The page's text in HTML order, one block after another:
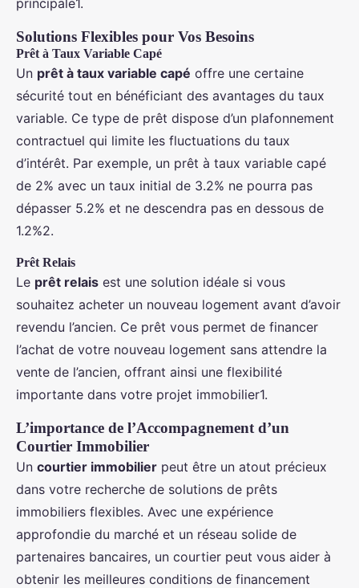
principale1.
Solutions Flexibles pour Vos Besoins
Prêt à Taux Variable Capé
Un prêt à taux variable capé offre une certaine
sécurité tout en bénéficiant des avantages du taux
variable. Ce type de prêt dispose d’un plafonnement
contractuel qui limite les fluctuations du taux
d’intérêt. Par exemple, un prêt à taux variable capé
de 2% avec un taux initial de 3.2% ne pourra pas
dépasser 5.2% et ne descendra pas en dessous de
1.2%2.
Prêt Relais
Le prêt relais est une solution idéale si vous
souhaitez acheter un nouveau logement avant d’avoir
revendu l’ancien. Ce prêt vous permet de financer
l’achat de votre nouveau logement sans attendre la
vente de l’ancien, offrant ainsi une flexibilité
importante dans votre projet immobilier1.
L’importance de l’Accompagnement d’un
Courtier Immobilier
Un courtier immobilier peut être un atout précieux
dans votre recherche de solutions de prêts
immobiliers flexibles. Avec une expérience
approfondie du marché et un réseau solide de
partenaires bancaires, un courtier peut vous aider à
obtenir les meilleures conditions de financement